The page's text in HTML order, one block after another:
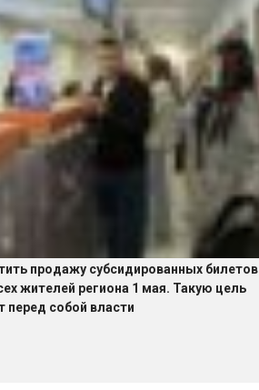
продажу субсидированных билетов
жителей региона 1 мая. Такую цель
перед собой власти